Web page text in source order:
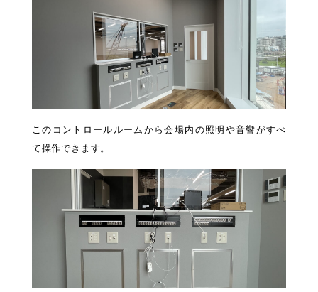
このコントロールルームから会場内の照明や音響がすべ
て操作できます。